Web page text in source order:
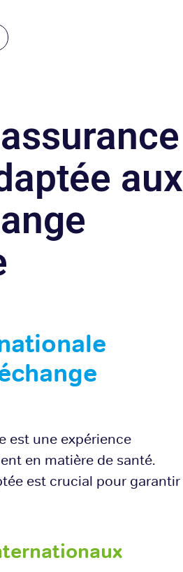
aux
est une expérience
en matière de santé.
est crucial pour garantir